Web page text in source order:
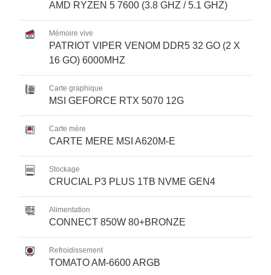
AMD RYZEN 5 7600 (3.8 GHZ / 5.1 GHZ)
Mémoire vive
PATRIOT VIPER VENOM DDR5 32 GO (2 X
16 GO) 6000MHZ
Carte graphique
MSI GEFORCE RTX 5070 12G
Carte mère
CARTE MERE MSI A620M-E
Stockage
CRUCIAL P3 PLUS 1TB NVME GEN4
Alimentation
CONNECT 850W 80+BRONZE
Refroidissement
TOMATO AM-6600 ARGB